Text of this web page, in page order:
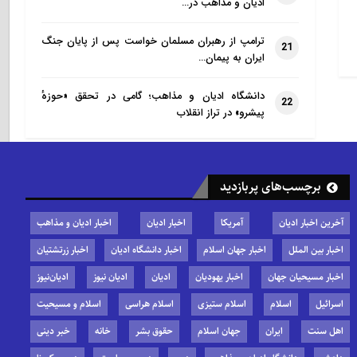
21
ترامپ از رهبران مسلمان خواست پس از پایان جنگ
ایران به پیمان…
22
دانشگاه ادیان و مذاهب؛ گامی در تحقق «حوزهٔ
پیشرو» در تراز انقلاب
برچسب‌های پربازدید
آخرین اخبار ادیان آمریکا اخبار ادیان
اخبار ادیان و مذاهب
اخبار بین الملل
اخبار جهان اسلام اخبار دانشگاه ادیان
اخبار زرتشتیان
اخبار مسیحیان جهان
اخبار یهودیان ادیان ادیان نیوز
ادیان‌نیوز
اسرائیل
اسلام اسلام ستیزی اسلام هراسی
اسلام و مسیحیت
اهل سنت
ایران جهان اسلام حقوق بشر خانه
خبر دینی